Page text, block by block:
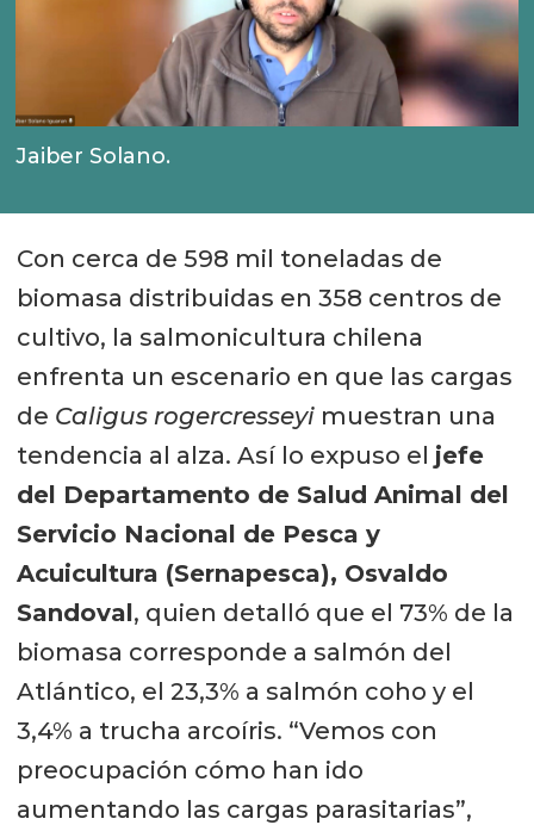
Jaiber Solano.
Con cerca de 598 mil toneladas de
biomasa distribuidas en 358 centros de
cultivo, la salmonicultura chilena
enfrenta un escenario en que las cargas
de Caligus rogercresseyimuestran una
tendencia al alza. Así lo expuso el jefe
del Departamento de Salud Animal del
Servicio Nacional de Pesca y
Acuicultura (Sernapesca), Osvaldo
Sandoval, quien detalló que el 73% de la
biomasa corresponde a salmón del
Atlántico, el 23,3% a salmón coho y el
3,4% a trucha arcoíris. “Vemos con
preocupación cómo han ido
aumentando las cargas parasitarias”,